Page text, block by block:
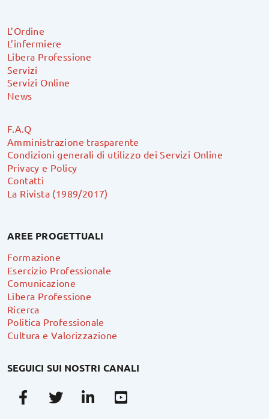
L’Ordine
L’infermiere
Libera Professione
Servizi
Servizi Online
News
F.A.Q
Amministrazione trasparente
Condizioni generali di utilizzo dei Servizi Online
Privacy e Policy
Contatti
La Rivista (1989/2017)
AREE PROGETTUALI
Formazione
Esercizio Professionale
Comunicazione
Libera Professione
Ricerca
Politica Professionale
Cultura e Valorizzazione
SEGUICI SUI NOSTRI CANALI
FacebookTwitterLinkedin